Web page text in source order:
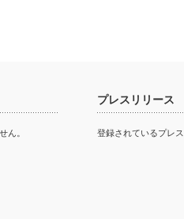
ん。
プレスリリース
登録されているプレ